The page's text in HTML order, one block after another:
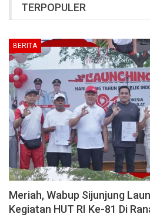
TERPOPULER
BERITA
Meriah, Wabup Sijunjung
Kegiatan HUT RI Ke-81 Di